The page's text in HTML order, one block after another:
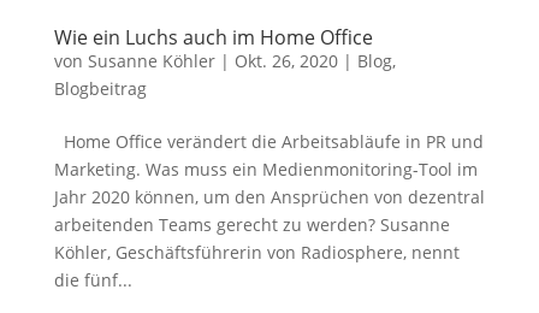
Wie ein Luchs auch im Home Office
von Susanne Köhler| Okt. 26, 2020| Blog,
Blogbeitrag
Home Office verändert die Arbeitsabläufe in PR und
Marketing. Was muss ein Medienmonitoring-Tool im
Jahr 2020 können, um den Ansprüchen von dezentral
arbeitenden Teams gerecht zu werden? Susanne
Köhler, Geschäftsführerin von Radiosphere, nennt
die fünf...